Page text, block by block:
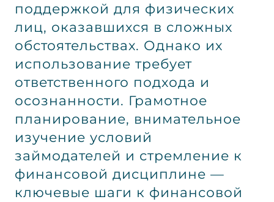
поддержкой для физических
лиц, оказавшихся в сложных
обстоятельствах. Однако их
использование требует
ответственного подхода и
осознанности. Грамотное
планирование, внимательное
изучение условий
займодателей и стремление к
финансовой дисциплине —
ключевые шаги к финансовой